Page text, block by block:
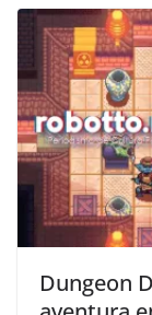
Dungeon